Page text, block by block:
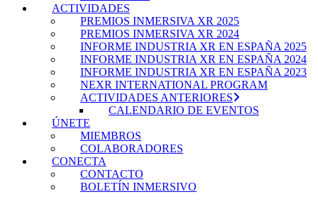
ACTIVIDADES
PREMIOS INMERSIVA XR 2025
PREMIOS INMERSIVA XR 2024
INFORME INDUSTRIA XR EN ESPAÑA 2025
INFORME INDUSTRIA XR EN ESPAÑA 2024
INFORME INDUSTRIA XR EN ESPAÑA 2023
NEXR INTERNATIONAL PROGRAM
ACTIVIDADES ANTERIORES
CALENDARIO DE EVENTOS
ÚNETE
MIEMBROS
COLABORADORES
CONECTA
CONTACTO
BOLETÍN INMERSIVO